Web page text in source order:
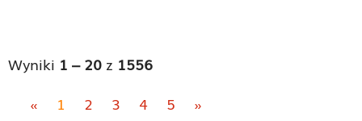
Wyniki 1 – 20 z 1556
«
1 2 3 4 5
»